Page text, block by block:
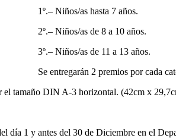
1º.– Niños/as hasta 7 años.
2º.– Niños/as de 8 a 10 años.
3º.– Niños/as de 11 a 13 años.
Se entregarán 2 premios por cada
tamaño DIN A-3 horizontal. (42cm x
día 1 y antes del 30 de Diciembre en el